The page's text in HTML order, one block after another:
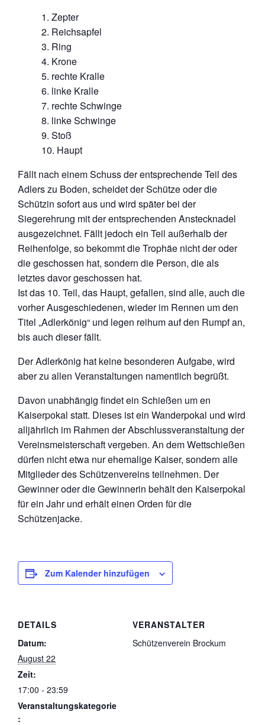
Zepter
Reichsapfel
Ring
Krone
rechte Kralle
linke Kralle
rechte Schwinge
linke Schwinge
Stoß
Haupt
Fällt nach einem Schuss der entsprechende Teil des
Adlers zu Boden, scheidet der Schütze oder die
Schützin sofort aus und wird später bei der
Siegerehrung mit der entsprechenden Anstecknadel
ausgezeichnet. Fällt jedoch ein Teil außerhalb der
Reihenfolge, so bekommt die Trophäe nicht der oder
die geschossen hat, sondern die Person, die als
letztes davor geschossen hat.
Ist das 10. Teil, das Haupt, gefallen, sind alle, auch die
vorher Ausgeschiedenen, wieder im Rennen um den
Titel „Adlerkönig“ und legen reihum auf den Rumpf an,
bis auch dieser fällt.
Der Adlerkönig hat keine besonderen Aufgabe, wird
aber zu allen Veranstaltungen namentlich begrüßt.
Davon unabhängig findet ein Schießen um en
Kaiserpokal statt. Dieses ist ein Wanderpokal und wird
alljährlich im Rahmen der Abschlussveranstaltung der
Vereinsmeisterschaft vergeben. An dem Wettschießen
dürfen nicht etwa nur ehemalige Kaiser, sondern alle
Mitglieder des Schützenvereins teilnehmen. Der
Gewinner oder die Gewinnerin behält den Kaiserpokal
für ein Jahr und erhält einen Orden für die
Schützenjacke.
Zum Kalender hinzufügen
DETAILS
Datum:
August 22
Zeit:
17:00 - 23:59
Veranstaltungskategorie
:
VERANSTALTER
Schützenverein Brockum